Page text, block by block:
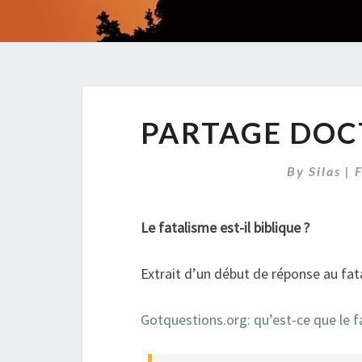
PARTAGE
BySilas |
Le fatalisme est-il biblique ?
Extrait d’un début de réponse au
Gotquestions.org: qu’est-ce que le